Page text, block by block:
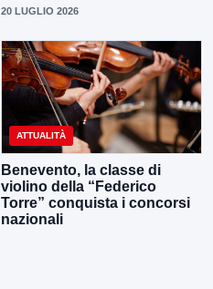
20 LUGLIO 2026
ATTUALITÀ
Benevento, la classe di
violino della “Federico
Torre” conquista i concorsi
nazionali